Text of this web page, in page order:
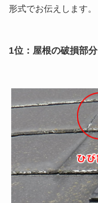
形式でお伝えします。
1位：屋根の破損部分